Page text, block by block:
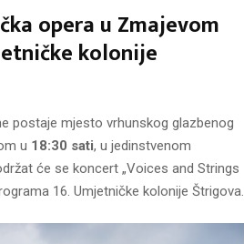
opera u Zmajevom
kolonije
postaje mjesto vrhunskog glazbenog
u 18:30 sati, u jedinstvenom
će se koncert „Voices and Strings
16. Umjetničke kolonije Štrigova.